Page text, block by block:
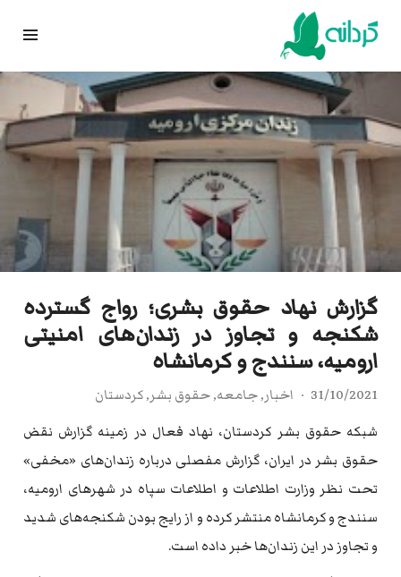
Skip
content
گزارش نهاد حقوق بشری؛ رواج گسترده
شکنجه و تجاوز در زندان‌های امنیتی
ارومیه، سنندج و کرمانشاه
31/10/2021 اخبار,جامعه,حقوق بشر,کردستان
شبکه حقوق بشر کردستان، نهاد فعال در زمینه گزارش نقض
حقوق بشر در ایران، گزارش مفصلی درباره زندان‌های «مخفی»
تحت نظر وزارت اطلاعات و اطلاعات سپاه در شهرهای ارومیه،
سنندج و کرمانشاه منتشر کرده و از رایج بودن شکنجه‌های شدید
و تجاوز در این زندان‌ها خبر داده است.